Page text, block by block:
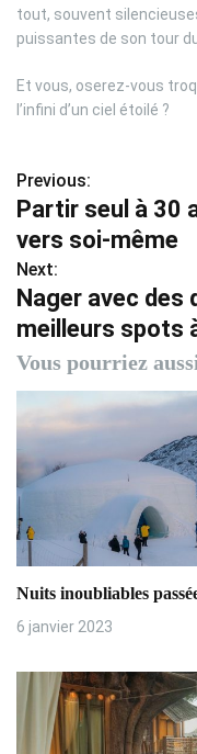
tout, souvent
puissantes de son tour
Et vous, oserez-vous
l’infini d’un ciel étoilé ?
N
a
v
i
g
a
t
i
o
n
d
’
Previous:
Partir seul à 30
vers soi-même
Next:
Nager avec des
meilleurs spots
Vous pourriez
Nuits inoubliables
6 janvier 2023